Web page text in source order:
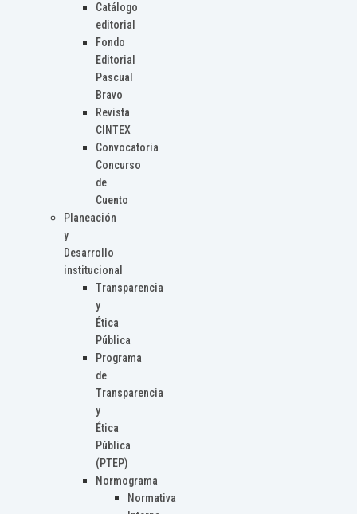
Catálogo
editorial
Fondo
Editorial
Pascual
Bravo
Revista
CINTEX
Convocatoria
Concurso
de
Cuento
Planeación
y
Desarrollo
institucional
Transparencia
y
Ética
Pública
Programa
de
Transparencia
y
Ética
Pública
(PTEP)
Normograma
Normativa